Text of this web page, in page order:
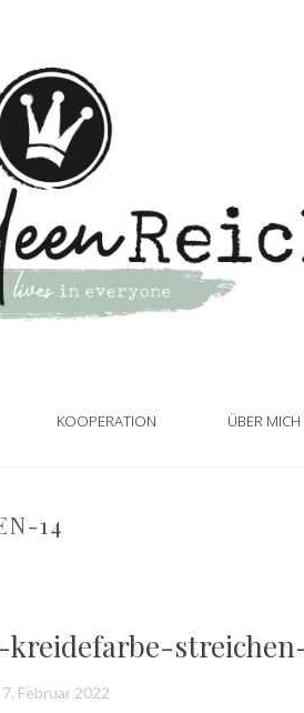
KOOPERATION ÜBER
14
7. Februar 2022